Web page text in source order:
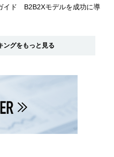
イド B2B2Xモデルを成功に導
ングをもっと見る